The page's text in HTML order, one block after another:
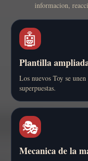
informacion,
🤖
Plantilla
Los nuevos Toy se
superpuestas.
🎭
Mecanica de la